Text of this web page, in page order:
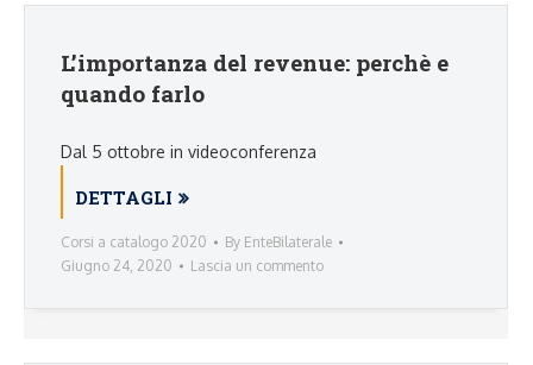
L’importanza del revenue: perchè e
quando farlo
Dal 5 ottobre in videoconferenza
DETTAGLI
Corsi a catalogo 2020 By EnteBilaterale
Giugno 24, 2020
Lascia un commento